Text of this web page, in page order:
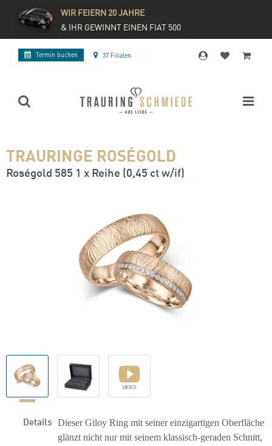
WIR FEIERN 20 JAHRE
& IHR GEWINNT EINEN FIAT 500
Termin buchen 37 Filialen
TRAURINGE ROSÉGOLD
Roségold 585 1 x Reihe (0,45 ct w/if)
Details Dieser Giloy Ring mit seiner einzigartigen Oberfläche
glänzt nicht nur mit seinem klassisch-geraden Schnitt,